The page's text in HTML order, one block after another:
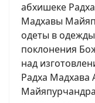
абхишеке
Мадхавы
одеты в
поклонения
над
Радха Мадхава